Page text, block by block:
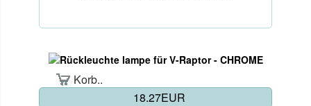
Korb..
18.27EUR